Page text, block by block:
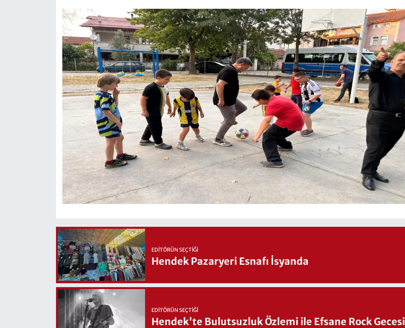
EDITÖRÜN SEÇTIĞI
Hendek Pazaryeri Esnafı İsyanda
EDITÖRÜN SEÇTIĞI
Hendek'te Bulutsuzluk Özlemi ile Efsane Rock Gecesi